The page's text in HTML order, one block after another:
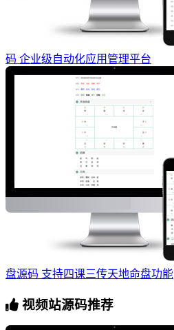
码 企业级自动化应用管理平台
盘源码 支持四课三传天地命盘功能
视频站源码推荐